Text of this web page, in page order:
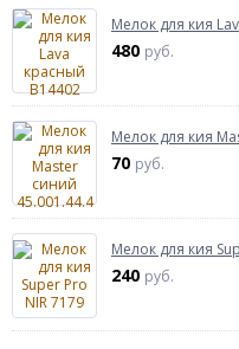
Мелок для кия
480 руб.
Мелок для кия
70 руб.
Мелок для кия
240 руб.